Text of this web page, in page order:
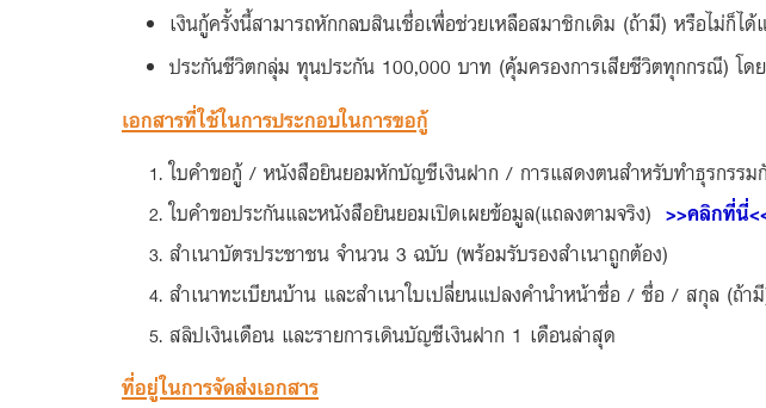
เงินกู้ครั้งนี้สามารถหักกลบสินเชื่อเพื่อช่วยเหลือสมาชิกเดิม (ถ้ามี) หรือไม่ก็
ประกันชีวิตกลุ่ม ทุนประกัน 100,000 บาท (คุ้มครองการเสียชีวิตทุกกรณี) โด
เอกสารที่ใช้ในการประกอบในการขอกู้
ใบคำขอกู้ / หนังสือยินยอมหักบัญชีเงินฝาก / การแสดงตนสำหรับทำธุรกรร
ใบคำขอประกันและหนังสือยินยอมเปิดเผยข้อมูล(แถลงตามจริง) >>คลิกที่นี่
สำเนาบัตรประชาชน จำนวน 3 ฉบับ (พร้อมรับรองสำเนาถูกต้อง)
สำเนาทะเบียนบ้าน และสำเนาใบเปลี่ยนแปลงคำนำหน้าชื่อ / ชื่อ / สกุล (ถ้า
สลิปเงินเดือน และรายการเดินบัญชีเงินฝาก 1 เดือนล่าสุด
ที่อยู่ในการจัดส่งเอกสาร